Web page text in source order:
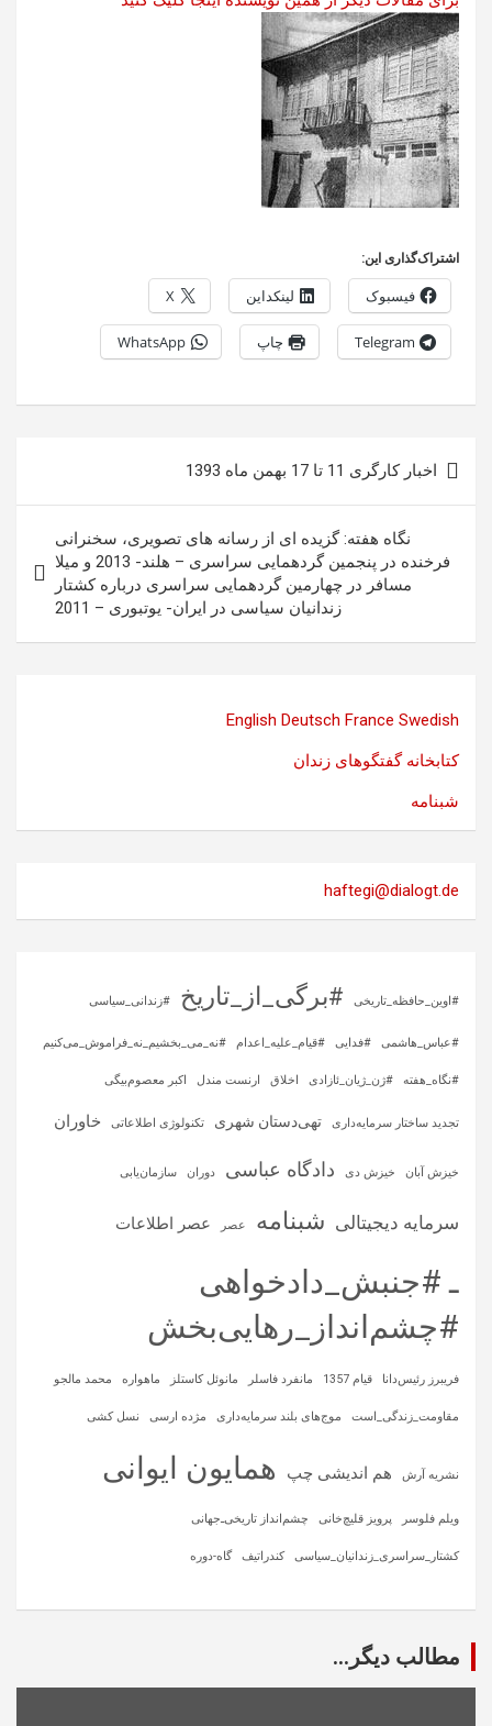
اشتراک‌گذاری این:
فیسبوک لینکداین X
Telegram چاپ WhatsApp
نوشته
اخبار کارگری 11 تا 17 بهمن ماه 1393
نگاه هفته: گزیده ای از رسانه های تصویری، سخنرانی
فرخنده در پنجمین گردهمایی سراسری – هلند- 2013 و میلا
مسافر در چهارمین گردهمایی سراسری درباره کشتار
زندانیان سیاسی در ایران- یوتبوری – 2011
English Deutsch France Swedish
کتابخانه گفتگوهای زندان
شبنامه
haftegi@dialogt.de
#اوین_حافظه_تاریخی #برگی_از_تاریخ #زندانی_سیاسی
#عباس_هاشمی #فدایی #قیام_علیه_اعدام #نه_می_بخشیم_نه_فراموش_می‌کنیم
#نگاه_هفته #ژن_ژیان_ئازادی اخلاق ارنست مندل اکبر معصوم‌بیگی
تجدید ساختار سرمایه‌داری تهی‌دستان شهری تکنولوژی اطلاعاتی خاوران
خیزش آبان خیزش دی دادگاه عباسی دوران سازمان‌یابی
سرمایه‌ دیجیتالی شبنامه عصر عصر اطلاعات
ـ #جنبش_دادخواهی
#چشم‌انداز_رهایی‌بخش
فریبرز رئیس‌دانا قیام 1357 مانفرد فاسلر مانوئل کاستلز ماهواره‌ محمد مالجو
مقاومت_زندگی_است موج‌های بلند سرمایه‌داری مژده ارسی نسل کشی
نشریه آرش هم اندیشی چپ همایون ایوانی
ویلم فلوسر پرویز قلیچ‌خانی چشم‌انداز تاریخی‌ـ‌جهانی
کشتار_سراسری_زندانیان_سیاسی کندراتیف گاه-دوره
مطالب دیگر...